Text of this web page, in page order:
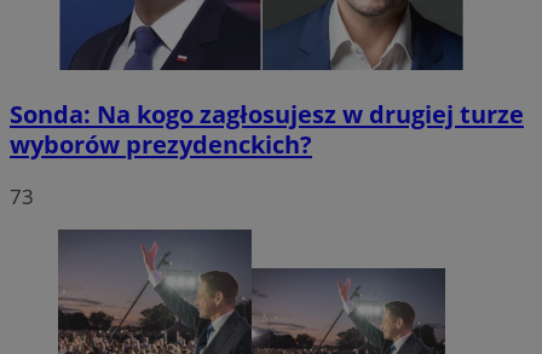
Sonda: Na kogo zagłosujesz w drugiej turze
wyborów prezydenckich?
73